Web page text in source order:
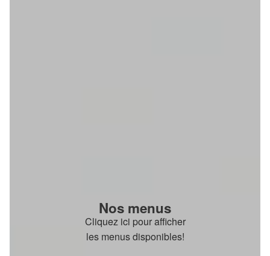
Nos menus
Cliquez ici pour afficher
les menus disponibles!